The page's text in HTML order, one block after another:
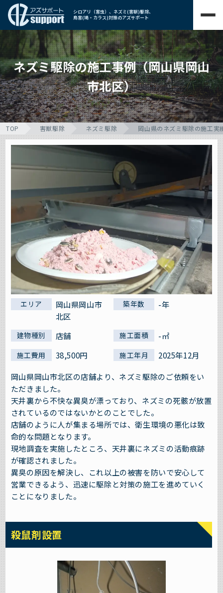
シロアリ（害虫）、ネズミ(害獣)駆除、
鳥害(鳩・カラス)対策のアズサポート
ネズミ駆除の施工事例（岡山県岡山
市北区）
TOP 害獣駆除 ネズミ駆除 岡山県のネズミ駆除の施工実
エリア
岡山県岡山市
北区
築年数 -年
建物種別 店舗 施工面積 -㎡
施工費用 38,500円 施工年月
2025年12月
岡山県岡山市北区の店舗より、ネズミ駆除のご依頼をい
ただきました。
天井裏から不快な異臭が漂っており、ネズミの死骸が放置
されているのではないかとのことでした。
店舗のように人が集まる場所では、衛生環境の悪化は致
命的な問題となります。
現地調査を実施したところ、天井裏にネズミの活動痕跡
が確認されました。
異臭の原因を解決し、これ以上の被害を防いで安心して
営業できるよう、迅速に駆除と対策の施工を進めていく
ことになりました。
殺鼠剤設置